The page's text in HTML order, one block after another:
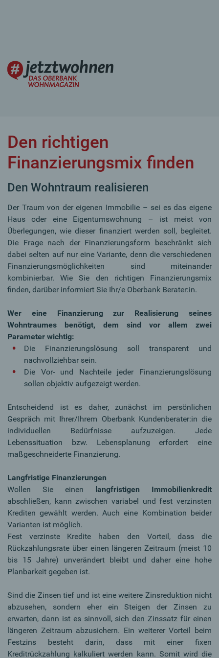
Den richtigen
Finanzierungsmix finden
Den Wohntraum realisieren
Der Traum von der eigenen Immobilie – sei es das eigene
Haus oder eine Eigentumswohnung – ist meist von
Überlegungen, wie dieser finanziert werden soll, begleitet.
Die Frage nach der Finanzierungsform beschränkt sich
dabei selten auf nur eine Variante, denn die verschiedenen
Finanzierungsmöglichkeiten sind miteinander
kombinierbar. Wie Sie den richtigen Finanzierungsmix
finden, darüber informiert Sie Ihr/e Oberbank Berater:in.
Wer eine Finanzierung zur Realisierung seines
Wohntraumes benötigt, dem sind vor allem zwei
Parameter wichtig:
Die Finanzierungslösung soll transparent und
nachvollziehbar sein.
Die Vor- und Nachteile jeder Finanzierungslösung
sollen objektiv aufgezeigt werden.
Entscheidend ist es daher, zunächst im persönlichen
Gespräch mit Ihrer/Ihrem Oberbank Kundenberater:in die
individuellen Bedürfnisse aufzuzeigen. Jede
Lebenssituation bzw. Lebensplanung erfordert eine
maßgeschneiderte Finanzierung.
Langfristige Finanzierungen
Wollen Sie einen langfristigen Immobilienkredit
abschließen, kann zwischen variabel und fest verzinsten
Krediten gewählt werden. Auch eine Kombination beider
Varianten ist möglich.
Fest verzinste Kredite haben den Vorteil, dass die
Rückzahlungsrate über einen längeren Zeitraum (meist 10
bis 15 Jahre) unverändert bleibt und daher eine hohe
Planbarkeit gegeben ist.
Sind die Zinsen tief und ist eine weitere Zinsreduktion nicht
abzusehen, sondern eher ein Steigen der Zinsen zu
erwarten, dann ist es sinnvoll, sich den Zinssatz für einen
längeren Zeitraum abzusichern. Ein weiterer Vorteil beim
Festzins besteht darin, dass mit einer fixen
Kreditrückzahlung kalkuliert werden kann. Somit wird die